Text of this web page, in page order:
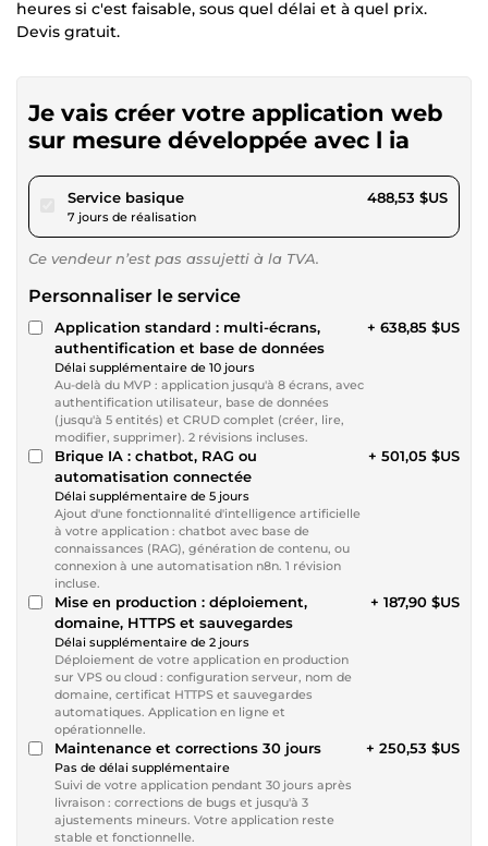
heures si c'est faisable, sous quel délai et à quel prix.
Devis gratuit.
Je vais créer votre application web
sur mesure développée avec l ia
Service basiquepour 450,26 $US
7 jours de réalisation
488,53 $US
Ce vendeur n’est pas assujetti à la TVA.
Personnaliser le service
Application standard : multi-écrans,
authentification et base de données
Délai supplémentaire de 10 jours
Au-delà du MVP : application jusqu'à 8 écrans, avec
authentification utilisateur, base de données
(jusqu'à 5 entités) et CRUD complet (créer, lire,
modifier, supprimer). 2 révisions incluses.
+ 638,85 $US
Brique IA : chatbot, RAG ou
automatisation connectée
Délai supplémentaire de 5 jours
Ajout d'une fonctionnalité d'intelligence artificielle
à votre application : chatbot avec base de
connaissances (RAG), génération de contenu, ou
connexion à une automatisation n8n. 1 révision
incluse.
+ 501,05 $US
Mise en production : déploiement,
domaine, HTTPS et sauvegardes
Délai supplémentaire de 2 jours
Déploiement de votre application en production
sur VPS ou cloud : configuration serveur, nom de
domaine, certificat HTTPS et sauvegardes
automatiques. Application en ligne et
opérationnelle.
+ 187,90 $US
Maintenance et corrections 30 jours
Pas de délai supplémentaire
Suivi de votre application pendant 30 jours après
livraison : corrections de bugs et jusqu'à 3
ajustements mineurs. Votre application reste
stable et fonctionnelle.
+ 250,53 $US